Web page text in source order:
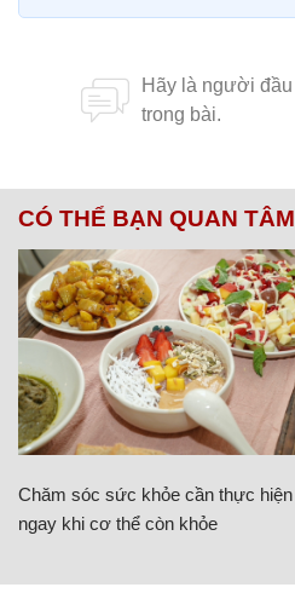
CÓ THỂ BẠN QUAN TÂM
Chăm sóc sức khỏe cần thực hiện
ngay khi cơ thể còn khỏe